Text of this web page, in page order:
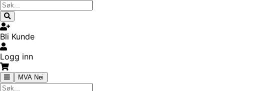
Bli Kunde
Logg inn
MVA Nei